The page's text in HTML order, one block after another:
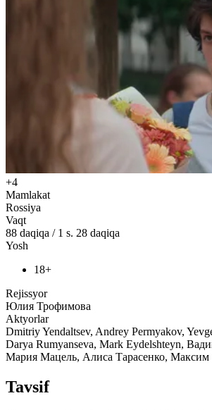
+4
Mamlakat
Rossiya
Vaqt
88 daqiqa / 1 s. 28 daqiqa
Yosh
18+
Rejissyor
Юлия Трофимова
Aktyorlar
Dmitriy Yendaltsev, Andrey Permyakov,
Darya Rumyanseva, Mark Eydelshteyn,
Мария Мацель, Алиса Тарасенко,
Tavsif